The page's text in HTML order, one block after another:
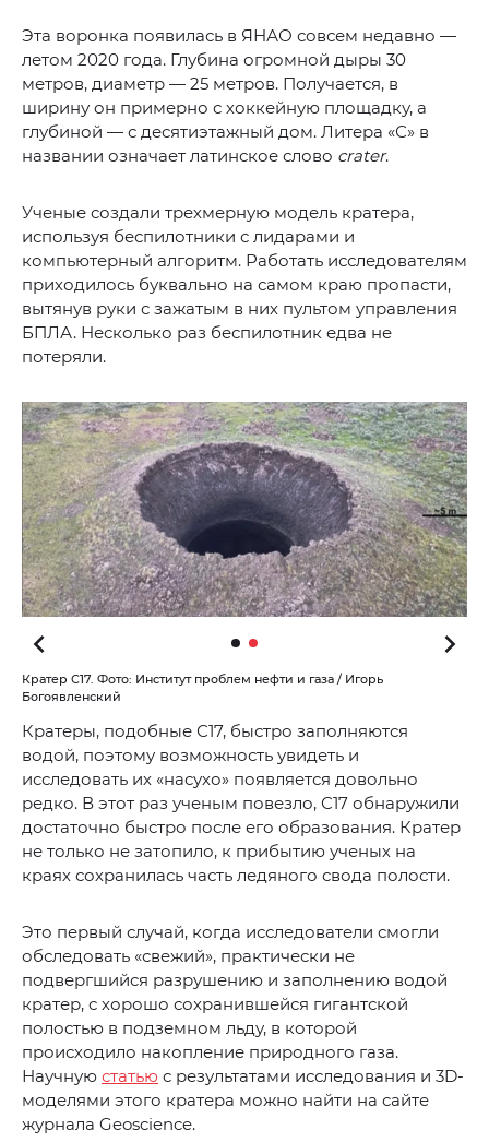
Эта воронка появилась в ЯНАО совсем недавно —
летом 2020 года. Глубина огромной дыры 30
метров, диаметр — 25 метров. Получается, в
ширину он примерно с хоккейную площадку, а
глубиной — с десятиэтажный дом. Литера «С» в
названии означает латинское слово crater.
Ученые создали трехмерную модель кратера,
используя беспилотники с лидарами и
компьютерный алгоритм. Работать исследователям
приходилось буквально на самом краю пропасти,
вытянув руки с зажатым в них пультом управления
БПЛА. Несколько раз беспилотник едва не
потеряли.
Кратер С17. Фото: Институт проблем нефти и газа / Игорь
Богоявленский
Кратеры, подобные С17, быстро заполняются
водой, поэтому возможность увидеть и
исследовать их «насухо» появляется довольно
редко. В этот раз ученым повезло, С17 обнаружили
достаточно быстро после его образования. Кратер
не только не затопило, к прибытию ученых на
краях сохранилась часть ледяного свода полости.
Это первый случай, когда исследователи смогли
обследовать «свежий», практически не
подвергшийся разрушению и заполнению водой
кратер, с хорошо сохранившейся гигантской
полостью в подземном льду, в которой
происходило накопление природного газа.
Научную статью с результатами исследования и 3D-
моделями этого кратера можно найти на сайте
журнала Geoscience.